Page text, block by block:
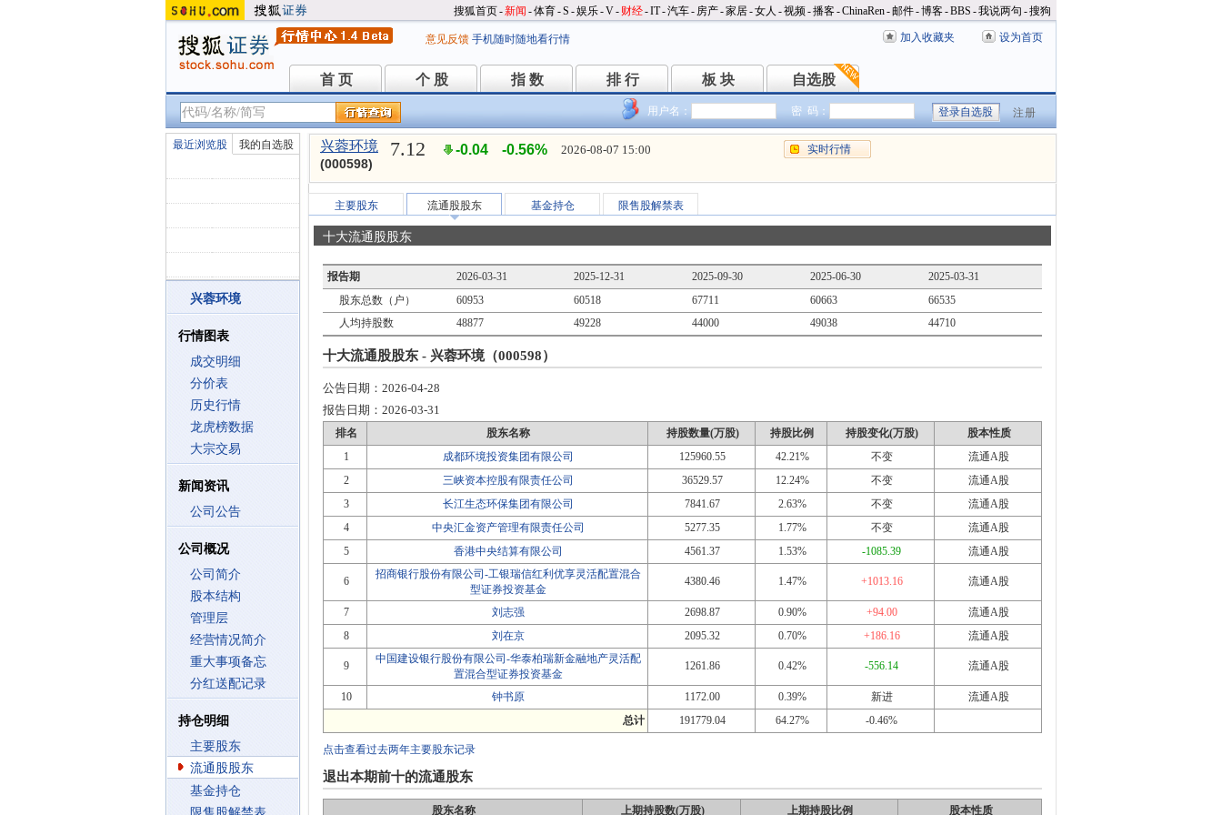
搜狐首页-新闻 -体育-S -娱乐-V- 财经-IT-汽车- 房产-家居-女人 -视频-播客-ChinaRen-邮件-博客-BBS -我说两句 -搜狗
意见反馈 手机随时随地看行情 加入收藏夹 设为首页
首 页
首 页 个 股
个 股 指 数
指 数 排 行
排 行 板 块
板 块 自选股
自选股
用户名： 密 码： 注册
最近浏览股 我的自选股
兴蓉环境
行情图表
成交明细
分价表
历史行情
龙虎榜数据
大宗交易
新闻资讯
公司公告
公司概况
公司简介
股本结构
管理层
经营情况简介
重大事项备忘
分红送配记录
持仓明细
主要股东
流通股股东
基金持仓
兴蓉环境
(000598)
7.12 -0.04 -0.56% 2026-08-07 15:00 实时行情
主要股东 流通股股东 基金持仓 限售股解禁表
十大流通股股东
报告期 2026-03-31 2025-12-31 2025-09-30 2025-06-30
2025-03-31
股东总数（户）
60953 60518 67711 60663
66535
人均持股数
48877 49228 44000 49038 44710
十大流通股股东 - 兴蓉环境（000598）
公告日期： 2026-04-28
报告日期： 2026-03-31
排名 股东名称 持股数量(万股) 持股比例 持股变化(万股)
股本性质
1
成都环境投资集团有限公司 125960.55 42.21% 不变
流通A股
2
三峡资本控股有限责任公司 36529.57 12.24% 不变
流通A股
3
长江生态环保集团有限公司 7841.67 2.63% 不变
流通A股
4
中央汇金资产管理有限责任公司 5277.35 1.77% 不变
流通A股
5
香港中央结算有限公司 4561.37 1.53% -1085.39 流通A股
6
招商银行股份有限公司-工银瑞信红利优享灵活配置混合
型证券投资基金
4380.46 1.47% +1013.16 流通A股
7 刘志强 2698.87 0.90% +94.00
流通A股
8
刘在京 2095.32 0.70% +186.16 流通A股
9
中国建设银行股份有限公司-华泰柏瑞新金融地产灵活配
置混合型证券投资基金
1261.86 0.42% -556.14 流通A股
10 钟书原 1172.00 0.39% 新进
流通A股
总计
191779.04 64.27% -0.46%
点击查看过去两年主要股东记录
退出本期前十的流通股东
股东名称 上期持股数(万股) 上期持股比例 股本性质